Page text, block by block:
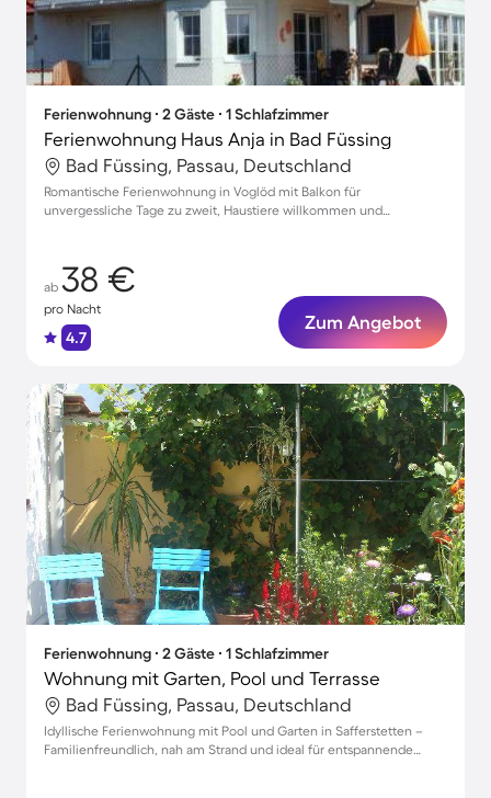
Ferienwohnung ∙ 2 Gäste ∙ 1 Schlafzimmer
Ferienwohnung Haus Anja in Bad Füssing
Bad Füssing, Passau, Deutschland
Romantische Ferienwohnung in Voglöd mit Balkon für
unvergessliche Tage zu zweit, Haustiere willkommen und
ab 38 €
pro Nacht
4.7
Zum Angebot
Ferienwohnung ∙ 2 Gäste ∙ 1 Schlafzimmer
Wohnung mit Garten, Pool und Terrasse
Bad Füssing, Passau, Deutschland
Idyllische Ferienwohnung mit Pool und Garten in Safferstetten –
Familienfreundlich, nah am Strand und ideal für entspannende